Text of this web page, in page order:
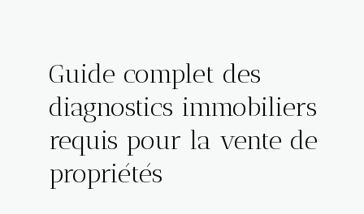
Guide complet des
diagnostics immobiliers
requis pour la vente de
propriétés